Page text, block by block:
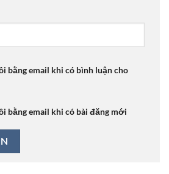
bằng email khi có bình luận cho
bằng email khi có bài đăng mới